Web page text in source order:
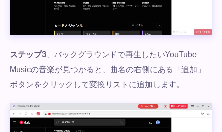
ステップ3 、バックグラウンドで再生したいYouTube
Musicの音楽が見つかると、曲名の右側にある「追加」
ボタンをクリックして変換リストに追加します。